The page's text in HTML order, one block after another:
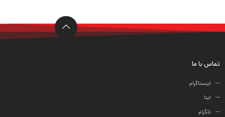
ها
تماس با ما
اینستاگرام
ایتا
تلگرام